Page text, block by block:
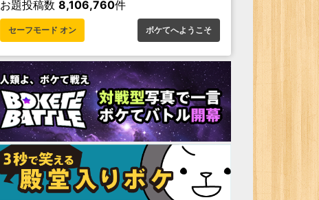
お題投稿数 8,106,760件
セーフモード オン ボケてへようこそ